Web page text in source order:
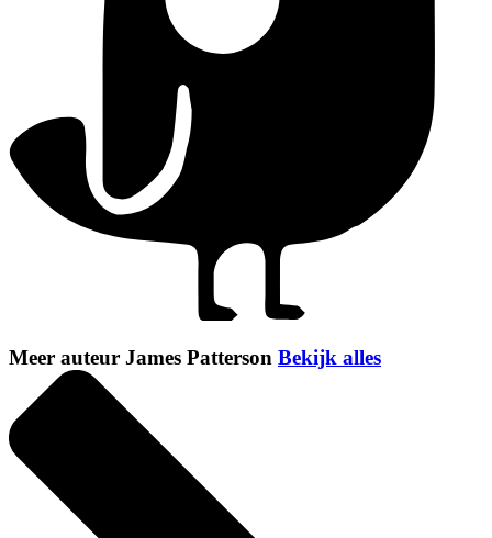
Meer auteur James Patterson Bekijk alles